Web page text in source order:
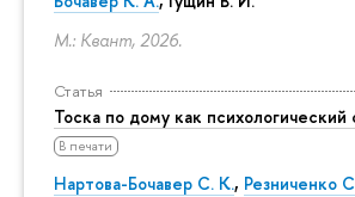
М.: Квант, 2026.
Статья
Тоска по дому как
В печати
Нартова-Бочавер С. К., Резниченко